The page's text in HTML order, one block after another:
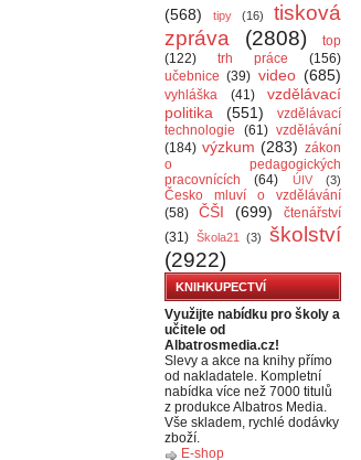
(568)
tipy (16)
tisková
zpráva
(2808)
top
(122)
trh práce
(156)
učebnice (39) video (685)
vyhláška (41)
vzdělávací
politika
(551)
vzdělávací
technologie
(61) vzdělávání
(184) výzkum (283) zákon
o pedagogických
pracovnících
(64) ÚIV (3)
Česko mluví o vzdělávání
(58)
ČŠI (699)
čtenářství
(31) Škola21 (3)
školství
(2922)
KNIHKUPECTVÍ
Využijte nabídku pro školy a
učitele od
Albatrosmedia.cz!
Slevy a akce na knihy přímo
od nakladatele. Kompletní
nabídka více než 7000 titulů
z produkce Albatros Media.
Vše skladem, rychlé dodávky
zboží.
E-shop